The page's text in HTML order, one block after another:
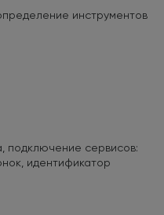
инструментов
подключение сервисов:
идентификатор